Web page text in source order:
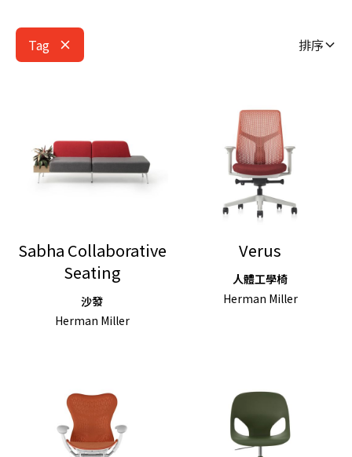
Tag 排序
Sabha Collaborative
Seating
沙發
Herman Miller
Verus
人體工學椅
Herman Miller